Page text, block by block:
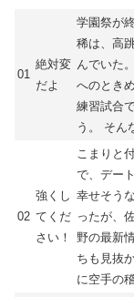
01
絶対変
だよ
学園祭が
稀は、高
んでいた
へのとき
練習試合
う。 そん
02
強くし
てくだ
さい！
こまりと
で、デー
幸せそう
ったが、
野の最新
ちも見抜
に空手の